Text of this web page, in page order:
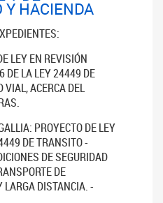
Y HACIENDA
LEY EN REVISIÓN
DE LA LEY 24449 DE
ACERCA DEL
PROYECTO DE LEY
DE TRANSITO -
DE SEGURIDAD
DE
LARGA DISTANCIA. -